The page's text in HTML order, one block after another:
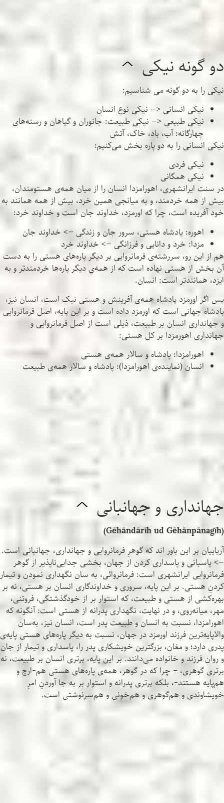
دو گونه نیکی ^
نیکی را به دو گونه می شناسیم:
نیکی انسانی <— نیکی نوع انسان
نیکی طبیعی <— نیکی طبیعت: جانوران و گیاهان و رسته‌های
چهارگانه: آب، باد، خاک، آتش
نیکی انسانی را به دو پاره بخش می‌کنیم:
نیکی فردی
نیکی همگانی
در سنت ایرانشهری، اهورامزدا انسان را از میان همه‌ی هستومندان،
بیش از همه خردمند، و به میانجی همین خرد، بیش از همه همانند به
خود آفریده است، چرا که اورمزد، خداوند جان است و خداوند خرد:
اهوره: پادشاه هستی، سرور جان و زندگی —> خداوند جان
مزدا: خرد و دانایی و فرزانگی —> خداوند خرد
هم از این رو، سررشته‌ی فرمانروایی بر دیگر پاره‌های هستی را به دست
آن بخش از هستی نهاده است که از همه‌ي دیگر پاره‌ها خردمندتر و به
ایزد، همانندتر است: انسان.
پس اگر اورمزد پادشاه همه‌ی آفرینش و هستی نیک است، انسان نیز،
پادشاه جهانی است که اورمزد داده است و بر این پایه، اصل فرمانروایی
و جهانداری انسان بر طبیعت، ذیلی است از اصل فرمانروایی و
جهانداری اهورمزدا بر کل هستی:
اهورامزدا: پادشاه و سالار همه‌ی هستی
انسان (نماینده‌ی اهورامزدا): پادشاه و سالار همه‌ی طبیعت
جهانداری و جهانبانی ^
(Gēhāndārīh ud Gēhānpānagīh)
آریاییان بر این باور اند که گوهرِ فرمانروایی و جهانداری، جهانبانی است.
—> پاسبانی و پاسداری کردن از جهان، بخشی جدایی‌ناپذیر از گوهر
فرمانروایی ایرانشهری است: فرمانروائی، به سان نگهداری نمودن و تیمار
کردنِ هستی. بر این پایه، سروری و خداوندگاری انسان بر هستی، نه بر
بهره‌کشی از هستی و طبیعت، که استوار بر از خودگذشتگی، فروتنی،
مهر، میانه‌روی، و در نهایت، نگهداری پدرانه از هستی است: آنگونه که
اهورامزدا، نسبت به انسان و طبیعت پدر است، انسان نیز، به‌سان
والاپایه‌ترین فرزند اورمزد در جهان، نسبت به دیگر پاره‌های هستی پایه‌ی
پدری دارد؛ و مغان، بزرگترین خویشکاری پدر را، پاسداری و تیمار از جان
و روان فرزند و خانواده می‌دانند. بر این پایه، برتری انسان بر طبیعت، نه
برتری‌ گوهری، – چرا که در گوهر، همه‌ی پاره‌های هستی هم‌-ارج و
هم‌پایه هستند-، بلکه برتری‌ پدرانه و استوار بر به جا آوردنِ امرِ
خویشاوندی و هم‌گوهری و هم‌خونی و هم‌سرنوشتی است.